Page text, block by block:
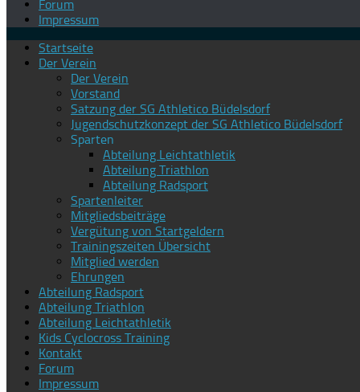
Forum
Impressum
Startseite
Der Verein
Der Verein
Vorstand
Satzung der SG Athletico Büdelsdorf
Jugendschutzkonzept der SG Athletico Büdelsdorf
Sparten
Abteilung Leichtathletik
Abteilung Triathlon
Abteilung Radsport
Spartenleiter
Mitgliedsbeiträge
Vergütung von Startgeldern
Trainingszeiten Übersicht
Mitglied werden
Ehrungen
Abteilung Radsport
Abteilung Triathlon
Abteilung Leichtathletik
Kids Cyclocross Training
Kontakt
Forum
Impressum